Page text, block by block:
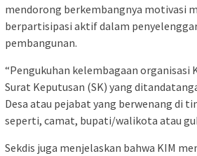
mendorong berkembangnya motivasi
berpartisipasi aktif dalam
pembangunan.
“Pengukuhan kelembagaan organisasi
Surat Keputusan (SK) yang
Desa atau pejabat yang berwenang di
seperti, camat, bupati/walikota atau
Sekdis juga menjelaskan bahwa KIM